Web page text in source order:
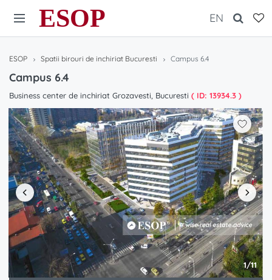
ESOP EN
ESOP Spatii birouri de inchiriat Bucuresti Campus 6.4
Campus 6.4
Business center de inchiriat Grozavesti, Bucuresti ( ID: 13934.3 )
1/11